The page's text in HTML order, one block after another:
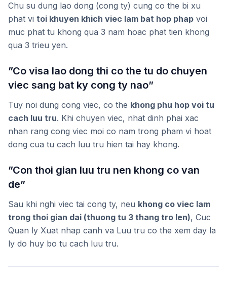
Chu su dung lao dong (cong ty) cung co the bi xu
phat vi toi khuyen khich viec lam bat hop phap voi
muc phat tu khong qua 3 nam hoac phat tien khong
qua 3 trieu yen.
”Co visa lao dong thi co the tu do chuyen
viec sang bat ky cong ty nao”
Tuy noi dung cong viec, co the khong phu hop voi tu
cach luu tru. Khi chuyen viec, nhat dinh phai xac
nhan rang cong viec moi co nam trong pham vi hoat
dong cua tu cach luu tru hien tai hay khong.
”Con thoi gian luu tru nen khong co van
de”
Sau khi nghi viec tai cong ty, neu khong co viec lam
trong thoi gian dai (thuong tu 3 thang tro len), Cuc
Quan ly Xuat nhap canh va Luu tru co the xem day la
ly do huy bo tu cach luu tru.